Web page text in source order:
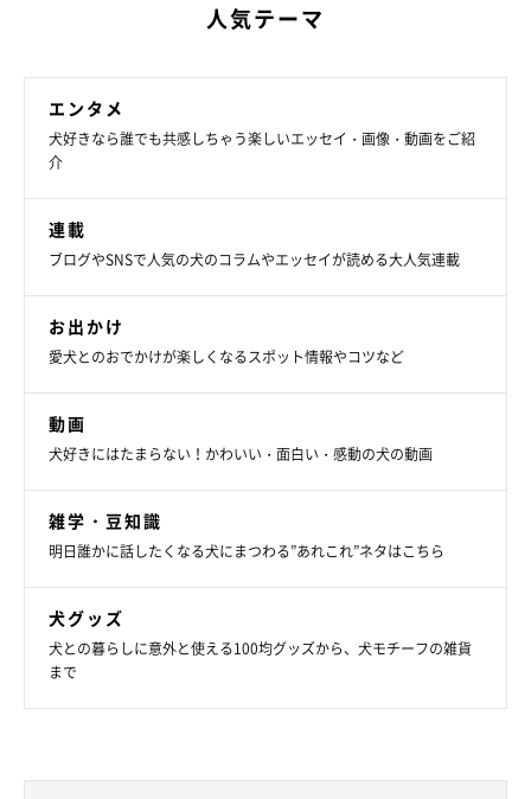
人気テーマ
エンタメ
犬好きなら誰でも共感しちゃう楽しいエッセイ・画像・動画をご紹
介
連載
ブログやSNSで人気の犬のコラムやエッセイが読める大人気連載
お出かけ
愛犬とのおでかけが楽しくなるスポット情報やコツなど
動画
犬好きにはたまらない！かわいい・面白い・感動の犬の動画
雑学・豆知識
明日誰かに話したくなる犬にまつわる”あれこれ”ネタはこちら
犬グッズ
犬との暮らしに意外と使える100均グッズから、犬モチーフの雑貨
まで